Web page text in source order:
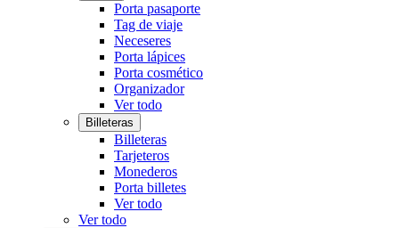
Porta pasaporte
Tag de viaje
Neceseres
Porta lápices
Porta cosmético
Organizador
Ver todo
Billeteras
Billeteras
Tarjeteros
Monederos
Porta billetes
Ver todo
Ver todo